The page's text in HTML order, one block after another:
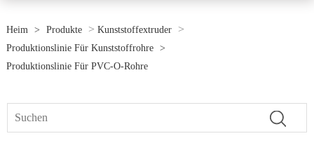
Heim > Produkte > Kunststoffextruder >
Produktionslinie Für Kunststoffrohre
>
Produktionslinie Für PVC-O-Rohre